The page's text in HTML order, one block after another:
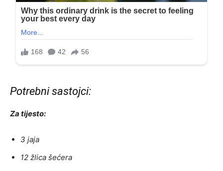
Potrebni sastojci:
Za tijesto:
3 jaja
12 žlica šećera